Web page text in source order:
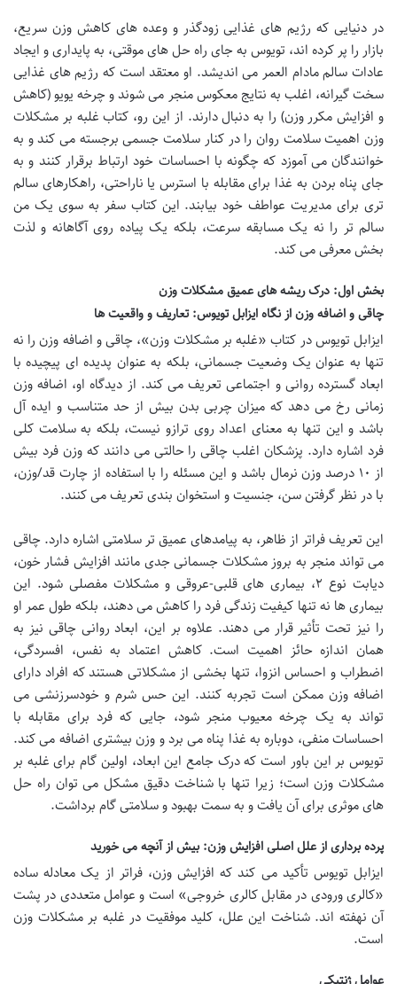
در دنیایی که رژیم های غذایی زودگذر و وعده های کاهش وزن سریع،
بازار را پر کرده اند، تویوس به جای راه حل های موقتی، به پایداری و ایجاد
عادات سالم مادام العمر می اندیشد. او معتقد است که رژیم های غذایی
سخت گیرانه، اغلب به نتایج معکوس منجر می شوند و چرخه یویو (کاهش
و افزایش مکرر وزن) را به دنبال دارند. از این رو، کتاب غلبه بر مشکلات
وزن اهمیت سلامت روان را در کنار سلامت جسمی برجسته می کند و به
خوانندگان می آموزد که چگونه با احساسات خود ارتباط برقرار کنند و به
جای پناه بردن به غذا برای مقابله با استرس یا ناراحتی، راهکارهای سالم
تری برای مدیریت عواطف خود بیابند. این کتاب سفر به سوی یک من
سالم تر را نه یک مسابقه سرعت، بلکه یک پیاده روی آگاهانه و لذت
بخش معرفی می کند.
بخش اول: درک ریشه های عمیق مشکلات وزن
چاقی و اضافه وزن از نگاه ایزابل تویوس: تعاریف و واقعیت ها
ایزابل تویوس در کتاب «غلبه بر مشکلات وزن»، چاقی و اضافه وزن را نه
تنها به عنوان یک وضعیت جسمانی، بلکه به عنوان پدیده ای پیچیده با
ابعاد گسترده روانی و اجتماعی تعریف می کند. از دیدگاه او، اضافه وزن
زمانی رخ می دهد که میزان چربی بدن بیش از حد متناسب و ایده آل
باشد و این تنها به معنای اعداد روی ترازو نیست، بلکه به سلامت کلی
فرد اشاره دارد. پزشکان اغلب چاقی را حالتی می دانند که وزن فرد بیش
از ۱۰ درصد وزن نرمال باشد و این مسئله را با استفاده از چارت قد/وزن،
با در نظر گرفتن سن، جنسیت و استخوان بندی تعریف می کنند.
این تعریف فراتر از ظاهر، به پیامدهای عمیق تر سلامتی اشاره دارد. چاقی
می تواند منجر به بروز مشکلات جسمانی جدی مانند افزایش فشار خون،
دیابت نوع ۲، بیماری های قلبی-عروقی و مشکلات مفصلی شود. این
بیماری ها نه تنها کیفیت زندگی فرد را کاهش می دهند، بلکه طول عمر او
را نیز تحت تأثیر قرار می دهند. علاوه بر این، ابعاد روانی چاقی نیز به
همان اندازه حائز اهمیت است. کاهش اعتماد به نفس، افسردگی،
اضطراب و احساس انزوا، تنها بخشی از مشکلاتی هستند که افراد دارای
اضافه وزن ممکن است تجربه کنند. این حس شرم و خودسرزنشی می
تواند به یک چرخه معیوب منجر شود، جایی که فرد برای مقابله با
احساسات منفی، دوباره به غذا پناه می برد و وزن بیشتری اضافه می کند.
تویوس بر این باور است که درک جامع این ابعاد، اولین گام برای غلبه بر
مشکلات وزن است؛ زیرا تنها با شناخت دقیق مشکل می توان راه حل
های موثری برای آن یافت و به سمت بهبود و سلامتی گام برداشت.
پرده برداری از علل اصلی افزایش وزن: بیش از آنچه می خورید
ایزابل تویوس تأکید می کند که افزایش وزن، فراتر از یک معادله ساده
«کالری ورودی در مقابل کالری خروجی» است و عوامل متعددی در پشت
آن نهفته اند. شناخت این علل، کلید موفقیت در غلبه بر مشکلات وزن
است.